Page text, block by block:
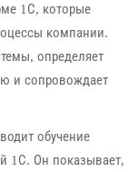
1С, которые
компании.
определяет
и сопровождает
обучение
1С. Он показывает,